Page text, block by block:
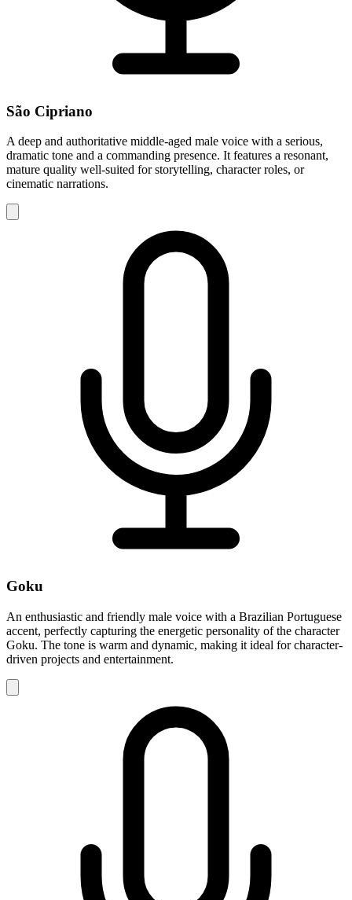
São Cipriano
A deep and authoritative middle-aged male voice with a serious,
dramatic tone and a commanding presence. It features a resonant,
mature quality well-suited for storytelling, character roles, or
cinematic narrations.
Goku
An enthusiastic and friendly male voice with a Brazilian Portuguese
accent, perfectly capturing the energetic personality of the character
Goku. The tone is warm and dynamic, making it ideal for character-
driven projects and entertainment.